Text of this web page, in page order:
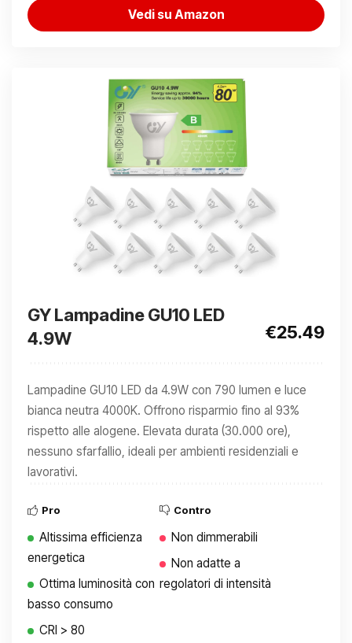
Vedi su Amazon
GY Lampadine GU10 LED
4.9W
€25.49
Lampadine GU10 LED da 4.9W con 790 lumen e luce
bianca neutra 4000K. Offrono risparmio fino al 93%
rispetto alle alogene. Elevata durata (30.000 ore),
nessuno sfarfallio, ideali per ambienti residenziali e
lavorativi.
Pro
Altissima efficienza
energetica
Ottima luminosità con
basso consumo
CRI > 80
Contro
Non dimmerabili
Non adatte a
regolatori di intensità